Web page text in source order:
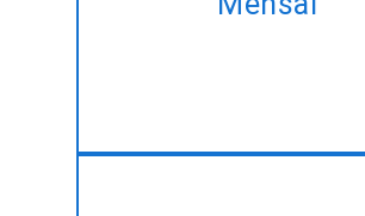
serviço de